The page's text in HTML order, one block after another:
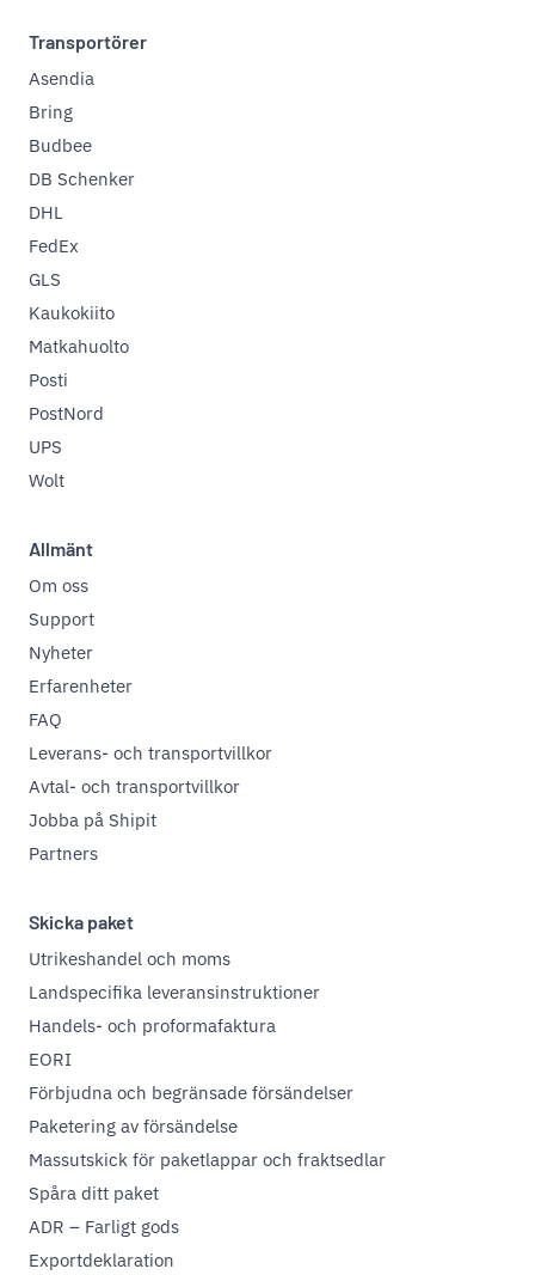
Transportörer
Asendia
Bring
Budbee
DB Schenker
DHL
FedEx
GLS
Kaukokiito
Matkahuolto
Posti
PostNord
UPS
Wolt
Allmänt
Om oss
Support
Nyheter
Erfarenheter
FAQ
Leverans- och transportvillkor
Avtal- och transportvillkor
Jobba på Shipit
Partners
Skicka paket
Utrikeshandel och moms
Landspecifika leveransinstruktioner
Handels- och proformafaktura
EORI
Förbjudna och begränsade försändelser
Paketering av försändelse
Massutskick för paketlappar och fraktsedlar
Spåra ditt paket
ADR – Farligt gods
Exportdeklaration